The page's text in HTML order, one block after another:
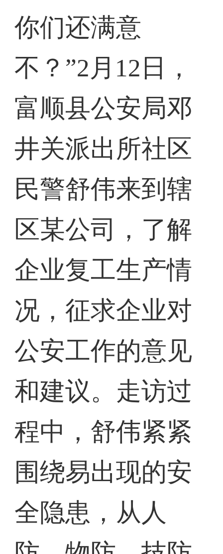
你们还满意
不？”2月12日，
富顺县公安局邓
井关派出所社区
民警舒伟来到辖
区某公司，了解
企业复工生产情
况，征求企业对
公安工作的意见
和建议。走访过
程中，舒伟紧紧
围绕易出现的安
全隐患，从人